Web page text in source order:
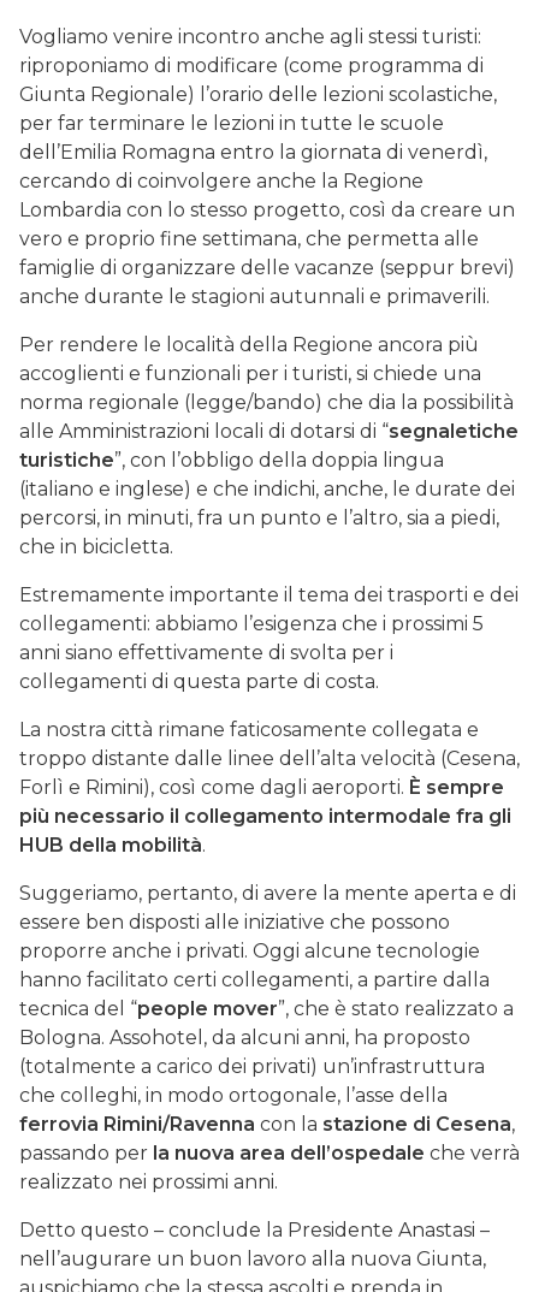
Vogliamo venire incontro anche agli stessi turisti:
riproponiamo di modificare (come programma di
Giunta Regionale) l’orario delle lezioni scolastiche,
per far terminare le lezioni in tutte le scuole
dell’Emilia Romagna entro la giornata di venerdì,
cercando di coinvolgere anche la Regione
Lombardia con lo stesso progetto, così da creare un
vero e proprio fine settimana, che permetta alle
famiglie di organizzare delle vacanze (seppur brevi)
anche durante le stagioni autunnali e primaverili.
Per rendere le località della Regione ancora più
accoglienti e funzionali per i turisti, si chiede una
norma regionale (legge/bando) che dia la possibilità
alle Amministrazioni locali di dotarsi di “segnaletiche
turistiche”, con l’obbligo della doppia lingua
(italiano e inglese) e che indichi, anche, le durate dei
percorsi, in minuti, fra un punto e l’altro, sia a piedi,
che in bicicletta.
Estremamente importante il tema dei trasporti e dei
collegamenti: abbiamo l’esigenza che i prossimi 5
anni siano effettivamente di svolta per i
collegamenti di questa parte di costa.
La nostra città rimane faticosamente collegata e
troppo distante dalle linee dell’alta velocità (Cesena,
Forlì e Rimini), così come dagli aeroporti. È sempre
più necessario il collegamento intermodale fra gli
HUB della mobilità.
Suggeriamo, pertanto, di avere la mente aperta e di
essere ben disposti alle iniziative che possono
proporre anche i privati. Oggi alcune tecnologie
hanno facilitato certi collegamenti, a partire dalla
tecnica del “people mover”, che è stato realizzato a
Bologna. Assohotel, da alcuni anni, ha proposto
(totalmente a carico dei privati) un’infrastruttura
che colleghi, in modo ortogonale, l’asse della
ferrovia Rimini/Ravenna con la stazione di Cesena,
passando per la nuova area dell’ospedale che verrà
realizzato nei prossimi anni.
Detto questo – conclude la Presidente Anastasi –
nell’augurare un buon lavoro alla nuova Giunta,